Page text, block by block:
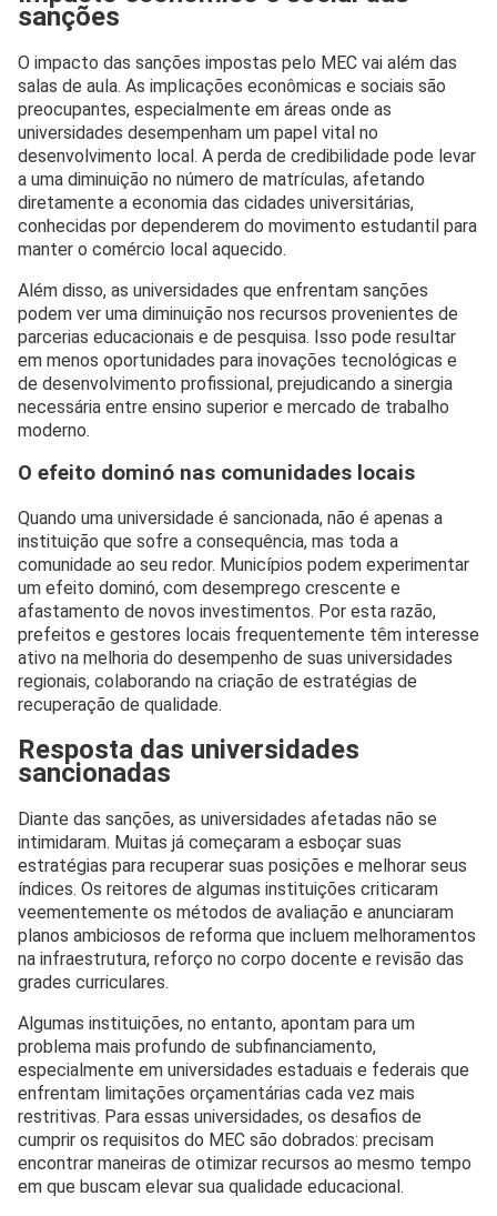
sanções
O impacto das sanções impostas pelo MEC vai além das
salas de aula. As implicações econômicas e sociais são
preocupantes, especialmente em áreas onde as
universidades desempenham um papel vital no
desenvolvimento local. A perda de credibilidade pode levar
a uma diminuição no número de matrículas, afetando
diretamente a economia das cidades universitárias,
conhecidas por dependerem do movimento estudantil para
manter o comércio local aquecido.
Além disso, as universidades que enfrentam sanções
podem ver uma diminuição nos recursos provenientes de
parcerias educacionais e de pesquisa. Isso pode resultar
em menos oportunidades para inovações tecnológicas e
de desenvolvimento profissional, prejudicando a sinergia
necessária entre ensino superior e mercado de trabalho
moderno.
O efeito dominó nas comunidades locais
Quando uma universidade é sancionada, não é apenas a
instituição que sofre a consequência, mas toda a
comunidade ao seu redor. Municípios podem experimentar
um efeito dominó, com desemprego crescente e
afastamento de novos investimentos. Por esta razão,
prefeitos e gestores locais frequentemente têm interesse
ativo na melhoria do desempenho de suas universidades
regionais, colaborando na criação de estratégias de
recuperação de qualidade.
Resposta das universidades
sancionadas
Diante das sanções, as universidades afetadas não se
intimidaram. Muitas já começaram a esboçar suas
estratégias para recuperar suas posições e melhorar seus
índices. Os reitores de algumas instituições criticaram
veementemente os métodos de avaliação e anunciaram
planos ambiciosos de reforma que incluem melhoramentos
na infraestrutura, reforço no corpo docente e revisão das
grades curriculares.
Algumas instituições, no entanto, apontam para um
problema mais profundo de subfinanciamento,
especialmente em universidades estaduais e federais que
enfrentam limitações orçamentárias cada vez mais
restritivas. Para essas universidades, os desafios de
cumprir os requisitos do MEC são dobrados: precisam
encontrar maneiras de otimizar recursos ao mesmo tempo
em que buscam elevar sua qualidade educacional.